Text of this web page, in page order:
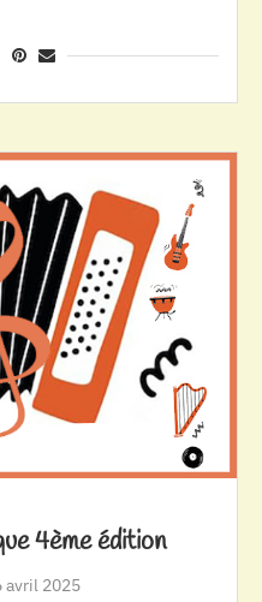
4ème édition
avril 2025